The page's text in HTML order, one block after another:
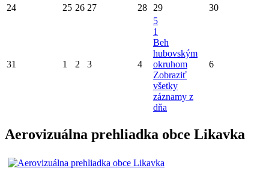
24 25 26 27 28 29 30
31 1 2 3 4
5
1
Beh
hubovským
okruhom
Zobraziť
všetky
záznamy z
dňa
6
Aerovizuálna prehliadka obce Likavka